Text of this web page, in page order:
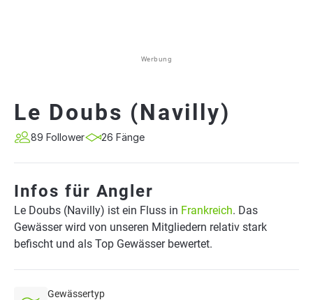
Werbung
Le Doubs (Navilly)
89 Follower 26 Fänge
Infos für Angler
Le Doubs (Navilly) ist ein Fluss in Frankreich. Das
Gewässer wird von unseren Mitgliedern relativ stark
befischt und als Top Gewässer bewertet.
Gewässertyp